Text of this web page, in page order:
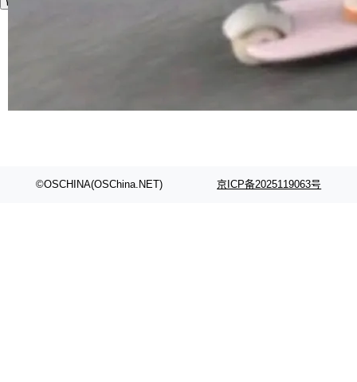
©OSCHINA(OSChina.NET) 京ICP备2025119063号